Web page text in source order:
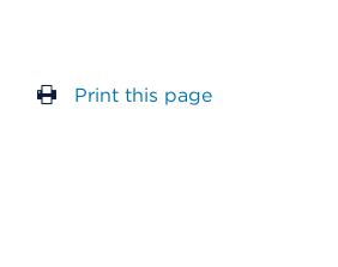
Print this page